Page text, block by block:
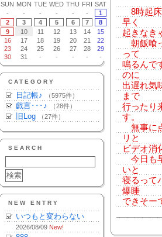
SUN MON TUE WED THU FRI SAT
-
- - - - -
1
2
3 4 5 6 7
8
9
10 11 12 13 14
15
16
17 18 19 20 21
22
23
24 25 26 27 28
29
30
31 - - - - -
CATEGORY
日記帳♪ （5975件）
戯言･･･♪ （28件）
旧Log （27件）
SEARCH
NEW ENTRY
いつもと変わらない
2026/08/09 New!
8時起床
早く
起きなき
朝飯喰
って
鳴るんで
のに
出遅れ気
まで
行ったり
す。
無事に
リと
ビデオ消
今日も
いと
寝るって
爆睡
できそー